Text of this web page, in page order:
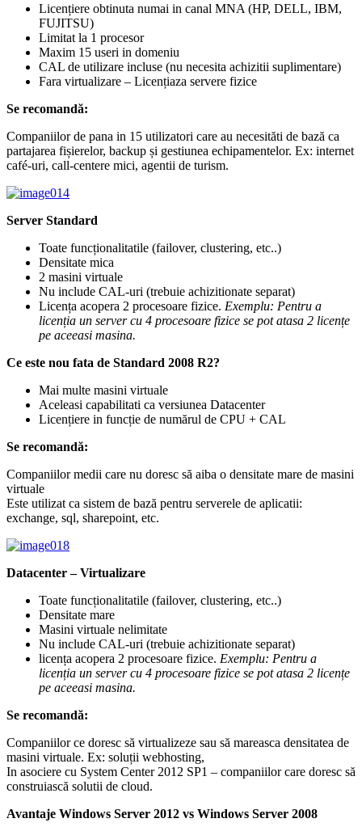
Licențiere obtinuta numai in canal MNA (HP, DELL, IBM,
FUJITSU)
Limitat la 1 procesor
Maxim 15 useri in domeniu
CAL de utilizare incluse (nu necesita achizitii suplimentare)
Fara virtualizare – Licențiaza servere fizice
Se recomandă:
Companiilor de pana in 15 utilizatori care au necesităti de bază ca
partajarea fișierelor, backup și gestiunea echipamentelor. Ex: internet
café-uri, call-centere mici, agentii de turism.
Server Standard
Toate funcționalitatile (failover, clustering, etc..)
Densitate mica
2 masini virtuale
Nu include CAL-uri (trebuie achizitionate separat)
Licența acopera 2 procesoare fizice. Exemplu: Pentru a
licenția un server cu 4 procesoare fizice se pot atasa 2 licențe
pe aceeasi masina.
Ce este nou fata de Standard 2008 R2?
Mai multe masini virtuale
Aceleasi capabilitati ca versiunea Datacenter
Licențiere in funcție de numărul de CPU + CAL
Se recomandă:
Companiilor medii care nu doresc să aiba o densitate mare de masini
virtuale
Este utilizat ca sistem de bază pentru serverele de aplicatii:
exchange, sql, sharepoint, etc.
Datacenter – Virtualizare
Toate funcționalitatile (failover, clustering, etc..)
Densitate mare
Masini virtuale nelimitate
Nu include CAL-uri (trebuie achizitionate separat)
licența acopera 2 procesoare fizice. Exemplu: Pentru a
licenția un server cu 4 procesoare fizice se pot atasa 2 licențe
pe aceeasi masina.
Se recomandă:
Companiilor ce doresc să virtualizeze sau să mareasca densitatea de
masini virtuale. Ex: soluții webhosting,
In asociere cu System Center 2012 SP1 – companiilor care doresc să
construiască solutii de cloud.
Avantaje Windows Server 2012 vs Windows Server 2008